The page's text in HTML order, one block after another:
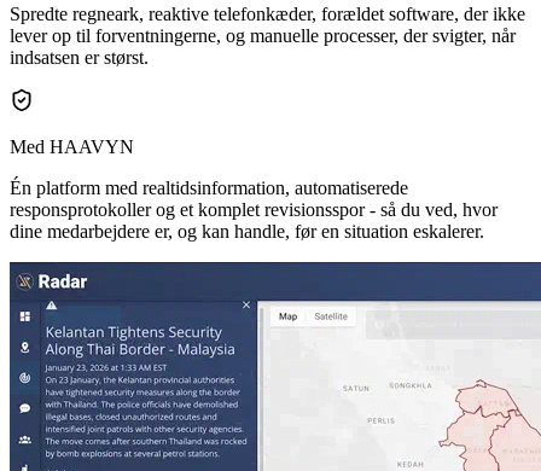
Spredte regneark, reaktive telefonkæder, forældet software, der ikke
lever op til forventningerne, og manuelle processer, der svigter, når
indsatsen er størst.
Med HAAVYN
Én platform med realtidsinformation, automatiserede
responsprotokoller og et komplet revisionsspor - så du ved, hvor
dine medarbejdere er, og kan handle, før en situation eskalerer.